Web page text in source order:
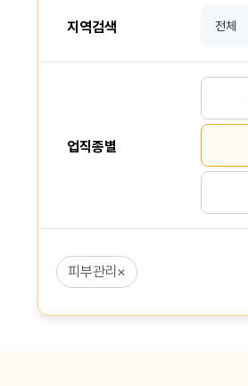
지역검색
업직종별
피부관리 ×